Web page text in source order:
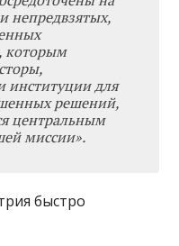
непредвзятых,
которым
институции для
решений,
центральным
миссии».
быстро